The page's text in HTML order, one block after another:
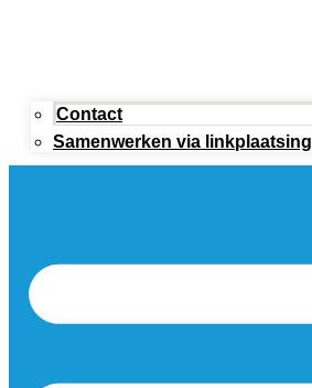
Contact
Samenwerken via linkplaatsing